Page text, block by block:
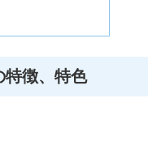
特徴、特色